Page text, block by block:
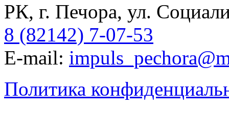
РК, г. Печора, ул.
8 (82142) 7-07-53
E-mail:
Политика